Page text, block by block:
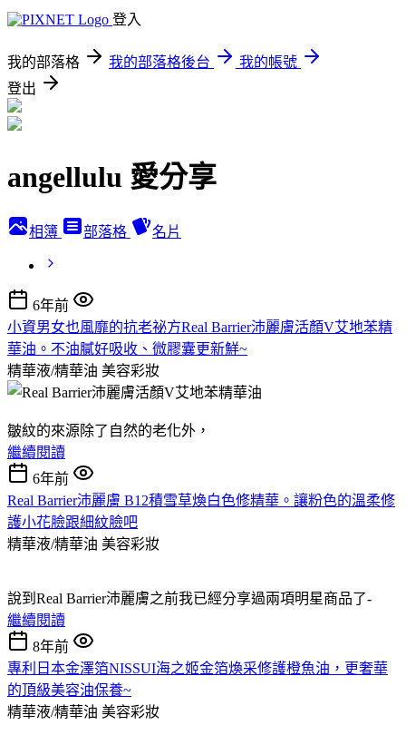
登入
我的部落格 我的部落格後台
我的帳號
登出
angellulu 愛分享
相簿 部落格 名片
6年前
小資男女也風靡的抗老祕方Real Barrier沛麗膚活顏V艾地苯精
華油。不油膩好吸收、微膠囊更新鮮~
精華液/精華油 美容彩妝
皺紋的來源除了自然的老化外，
繼續閱讀
6年前
Real Barrier沛麗膚 B12積雪草煥白色修精華。讓粉色的溫柔修
護小花臉跟細紋臉吧
精華液/精華油 美容彩妝
說到Real Barrier沛麗膚之前我已經分享過兩項明星商品了-
繼續閱讀
8年前
專利日本金澤箔NISSUI海之姬金箔煥采修護橙魚油，更奢華
的頂級美容油保養~
精華液/精華油 美容彩妝